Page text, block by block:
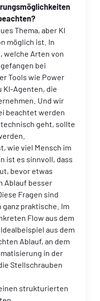
beachten?
Thema, aber KI
möglich ist. In
welche Arten von
bei
Tools wie Power
KI-Agenten, die
Und wir
beachtet werden
geht, sollte
wie viel Mensch im
ist es sinnvoll, dass
bevor etwas
Ablauf besser
Fragen sind
praktische. Im
Flow aus dem
aus dem
Ablauf, an dem
in der
Stellschrauben
strukturierten